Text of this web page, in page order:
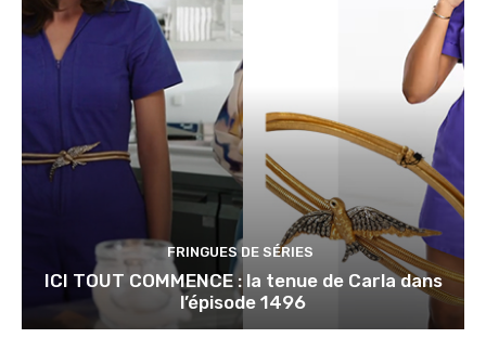
FRINGUES DE SÉRIES
ICI TOUT COMMENCE : la tenue de Carla dans
l’épisode 1496